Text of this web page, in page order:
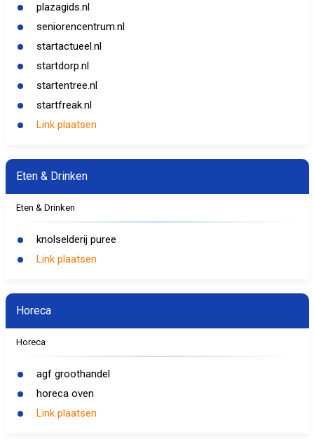
plazagids.nl
seniorencentrum.nl
startactueel.nl
startdorp.nl
startentree.nl
startfreak.nl
Link plaatsen
Eten & Drinken
Eten & Drinken
knolselderij puree
Link plaatsen
Horeca
Horeca
agf groothandel
horeca oven
Link plaatsen